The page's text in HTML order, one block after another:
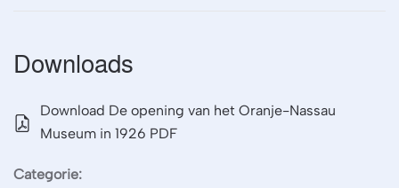
Downloads
Download De opening van het Oranje-Nassau
Museum in 1926 PDF
Categorie: